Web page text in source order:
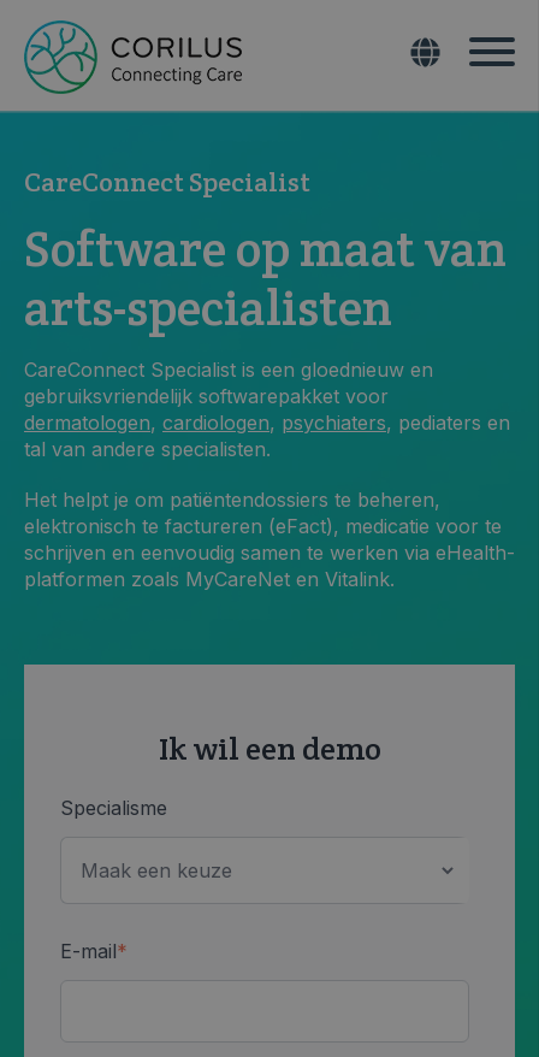
CareConnect Specialist
Software op maat van
arts-specialisten
CareConnect Specialist is een gloednieuw en
gebruiksvriendelijk softwarepakket voor
dermatologen, cardiologen, psychiaters, pediaters en
tal van andere specialisten.
Het helpt je om patiëntendossiers te beheren,
elektronisch te factureren (eFact), medicatie voor te
schrijven en eenvoudig samen te werken via eHealth-
platformen zoals MyCareNet en Vitalink.
Ik wil een demo
Specialisme
E-mail*